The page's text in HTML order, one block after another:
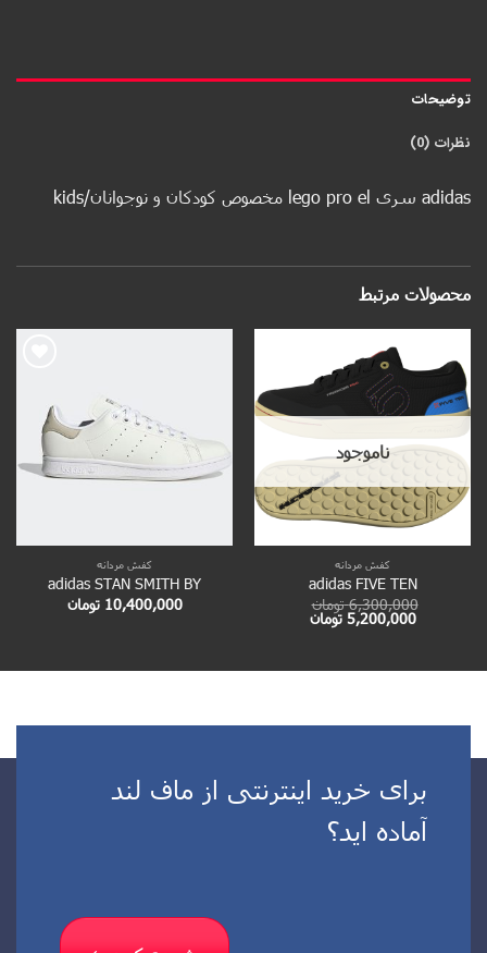
توضیحات
نظرات (0)
adidas سری lego pro el مخصوص کودکان و نوجوانان/kids
محصولات مرتبط
wishlist
ناموجود
کفش مردانه
adidas FIVE TEN
6,300,000 تومان
قیمت
اصلی
5,200,000 تومانقیمت
کفش مردانه
adidas STAN SMITH BY
10,400,000 تومان
برای خرید اینترنتی از ماف لند
آماده اید؟